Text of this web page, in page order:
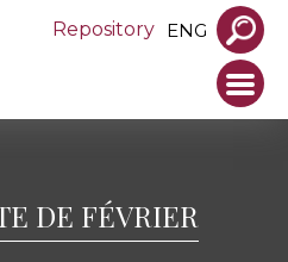
Repository ENG
DE FÉVRIER